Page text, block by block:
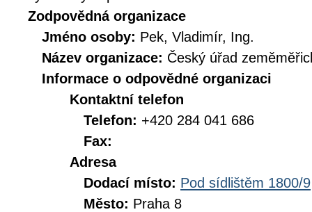
Zodpovědná organizace
Jméno osoby: Pek, Vladimír, Ing.
Název organizace: Český úřad
Informace o odpovědné organizaci
Kontaktní telefon
Telefon: +420 284 041 686
Fax:
Adresa
Dodací místo: Pod sídlištěm 1800/9
Město: Praha 8